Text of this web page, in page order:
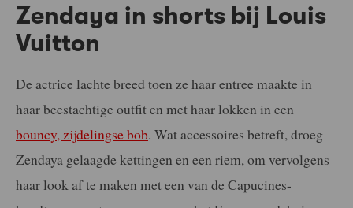
Zendaya in shorts bij Louis
Vuitton
De actrice lachte breed toen ze haar entree maakte in
haar beestachtige outfit en met haar lokken in een
bouncy, zijdelingse bob. Wat accessoires betreft, droeg
Zendaya gelaagde kettingen en een riem, om vervolgens
haar look af te maken met een van de Capucines-